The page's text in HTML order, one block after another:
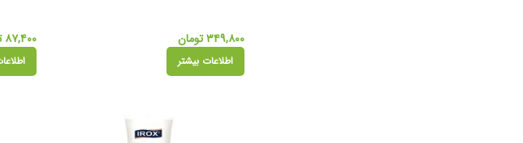
۳۴۹,۸۰۰ تومان
اطلاعات بیشتر
۸۷,۴۰۰